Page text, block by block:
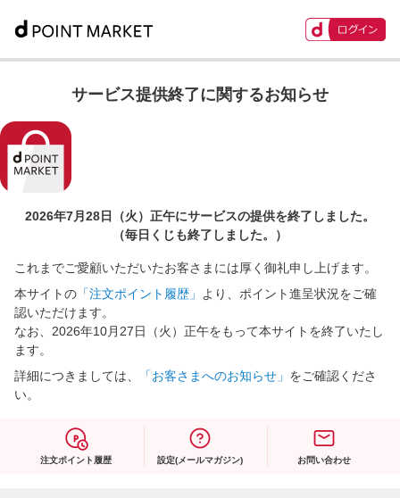
サービス提供終了に関するお知らせ
2026年7月28日（火）正午にサービスの提供を終了しました。
（毎日くじも終了しました。）
これまでご愛顧いただいたお客さまには厚く御礼申し上げます。
本サイトの 「注文ポイント履歴」
より、ポイント進呈状況をご確
認いただけます。
なお、2026年10月27日（火）正午をもって本サイトを終了いたし
ます。
詳細につきましては、
「お客さまへのお知らせ」 をご確認くださ
い。
注文ポイント履歴 設定(メールマガジン) お問い合わせ